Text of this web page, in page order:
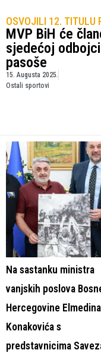
OSVOJILI 12. TITULU
MVP BiH će
sjedećoj
pasoše
15. Augusta 2025.
Ostali sportovi
Na sastanku ministra
vanjskih poslova
Hercegovine Elmedina
Konakovića s
predstavnicima